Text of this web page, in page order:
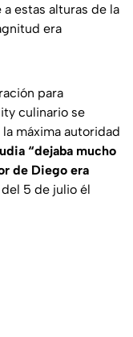
estas alturas de la
era
para
culinario se
máxima autoridad
“dejaba mucho
de Diego era
5 de julio él